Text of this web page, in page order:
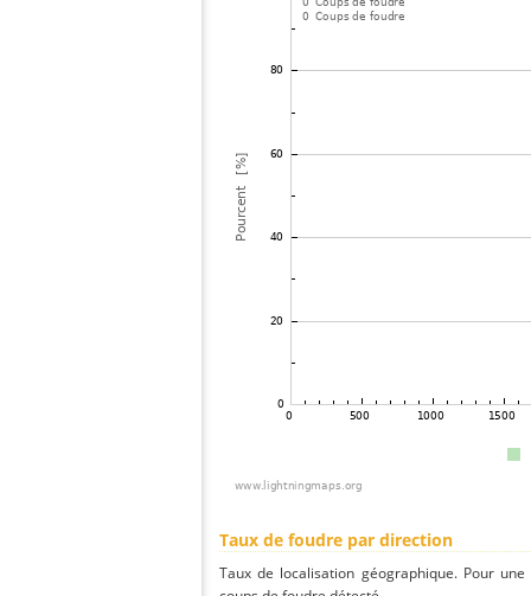
Taux de foudre par direction
Taux de localisation géographique. Pour